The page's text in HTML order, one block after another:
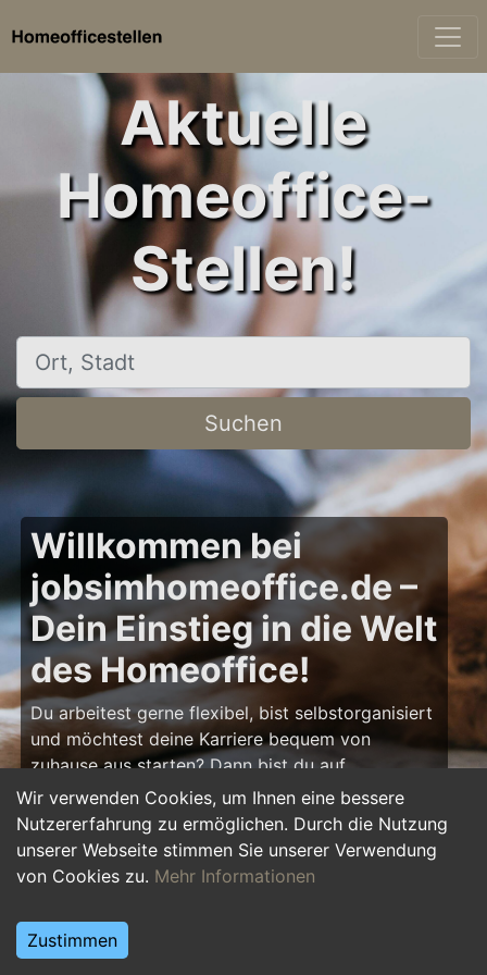
Wir verwenden Cookies, um Ihnen eine bessere
Nutzererfahrung zu ermöglichen. Durch die Nutzung
unserer Webseite stimmen Sie unserer Verwendung
von Cookies zu. Mehr Informationen
Zustimmen
Aktuelle
Homeoffice-
Stellen!
Ort, Stadt
Suchen
Willkommen bei
jobsimhomeoffice.de –
Dein Einstieg in die Welt
des Homeoffice!
Du arbeitest gerne flexibel, bist selbstorganisiert
und möchtest deine Karriere bequem von
zuhause aus starten? Dann bist du auf
jobsimhomeoffice.de genau richtig! Hier findest
du zahlreiche Ausbildungsplätze, Praktika und
Jobs, die komplett oder teilweise im Homeoffice
erledigt werden können – von IT über Marketing
Starte deine Karriere im Homeoffice und gestalte
deinen Arbeitsalltag nach deinen Vorstellungen!